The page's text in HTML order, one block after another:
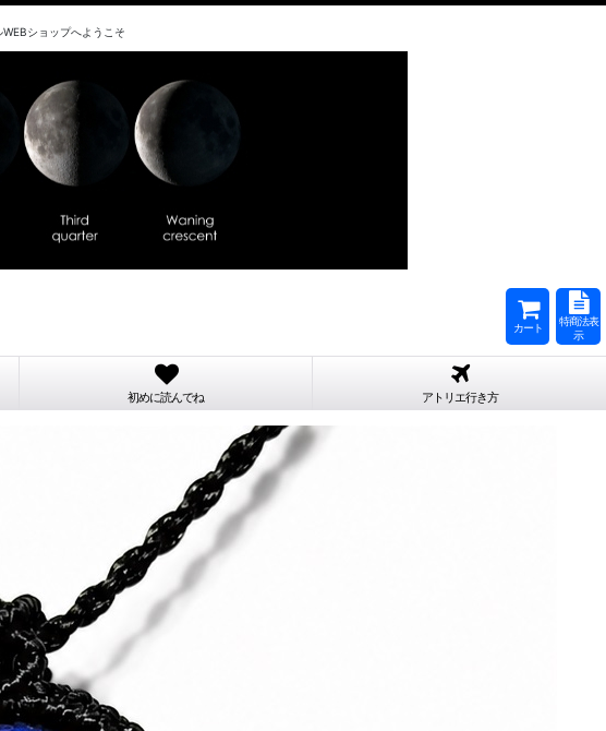
ショップへようこそ
カート
特商法表
示
初めに読んでね アトリエ行き方